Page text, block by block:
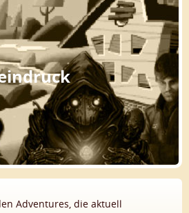
Adventures, die aktuell